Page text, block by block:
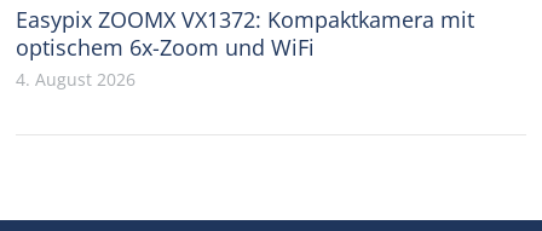
Easypix ZOOMX VX1372: Kompaktkamera mit
optischem 6x-Zoom und WiFi
4. August 2026